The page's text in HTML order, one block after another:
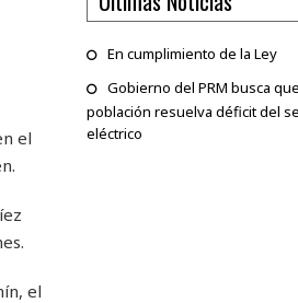
el
el
En cumplimiento de la Ley
Gobierno del PRM busca
población resuelva déficit del
eléctrico